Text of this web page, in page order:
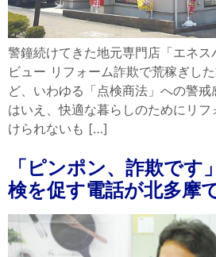
警鐘続けてきた地元専門店「エネス
ビュー リフォーム詐欺で荒稼ぎし
ど、いわゆる「点検商法」への警戒
はいえ、快適な暮らしのためにリ
けられないも […]
「ピンポン、詐欺で
検を促す電話が北多摩